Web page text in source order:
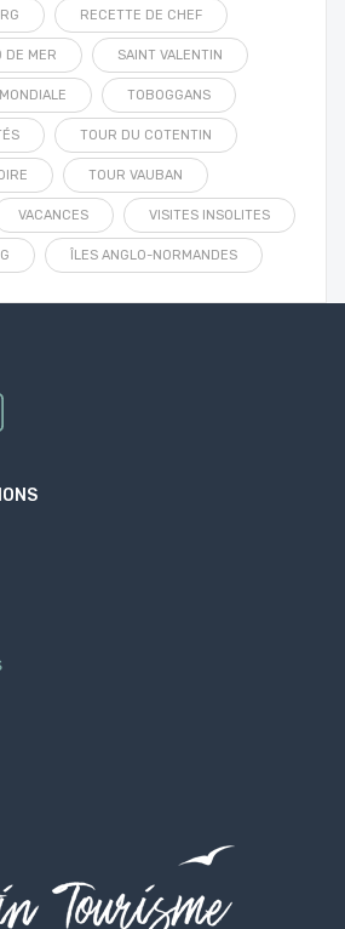
RECETTE DE CHEF
DE MER SAINT VALENTIN
TOBOGGANS
TOUR DU COTENTIN
TOUR VAUBAN
VACANCES VISITES INSOLITES
ÎLES ANGLO-NORMANDES